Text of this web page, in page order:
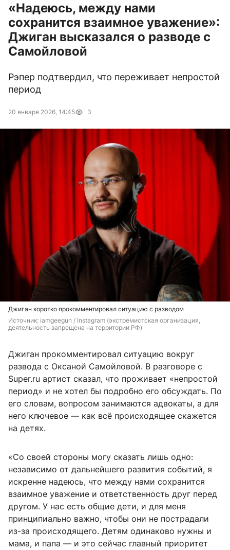
«Надеюсь, между нами
сохранится взаимное уважение»:
Джиган высказался о разводе с
Самойловой
Рэпер подтвердил, что переживает непростой
период
20 января 2026, 14:45 3
Джиган коротко прокомментировал ситуацию с разводом
Источник: iamgeegun / Instagram (экстремистская организация,
деятельность запрещена на территории РФ)
Джиган прокомментировал ситуацию вокруг
развода с Оксаной Самойловой. В разговоре с
Super.ru артист сказал, что проживает «непростой
период» и не хотел бы подробно его обсуждать. По
его словам, вопросом занимаются адвокаты, а для
него ключевое — как всё происходящее скажется
на детях.
«Со своей стороны могу сказать лишь одно:
независимо от дальнейшего развития событий, я
искренне надеюсь, что между нами сохранится
взаимное уважение и ответственность друг перед
другом. У нас есть общие дети, и для меня
принципиально важно, чтобы они не пострадали
из-за происходящего. Детям одинаково нужны и
мама, и папа — и это сейчас главный приоритет